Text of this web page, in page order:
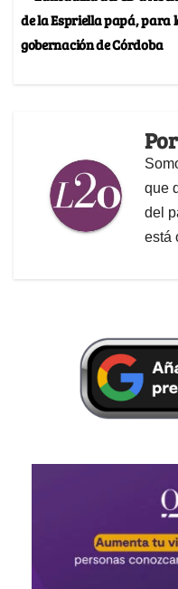
de la Espriella papá, para
gobernación de Córdoba
Por
que
del
está